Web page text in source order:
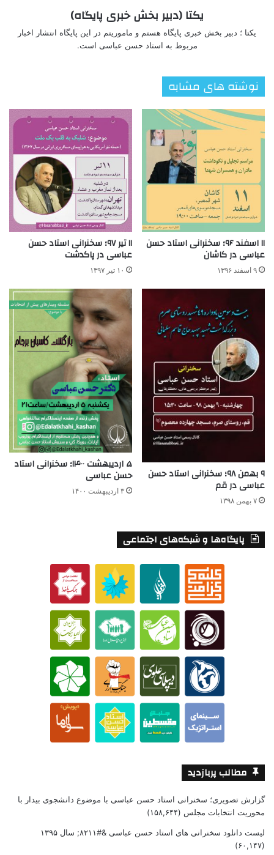
یکتا (دبیر بخش خبری پایگاه)
یکتا ؛ دبیر بخش خبری پایگاه هستم و ماموریتم در این پایگاه انتشار اخبار
مربوط به استاد حسن عباسی است.
نوشته های مشابه
۱۱ اسفند ۹۶؛ سخنرانی استاد حسن
عباسی در کاشان
۹ اسفند ۱۳۹۶
۱۱ تیر ۹۷؛ سخنرانی استاد حسن
عباسی در پاکدشت
۱۰ تیر ۱۳۹۷
۹ بهمن ۹۸؛ سخنرانی استاد حسن
عباسی در قم
۷ بهمن ۱۳۹۸
۵ اردیبهشت ۱۴۰۰؛ سخنرانی استاد
حسن عباسی
۳ اردیبهشت ۱۴۰۰
پایگاه‌ها و شبکه‌های اجتماعی
مطالب پربازدید
گزارش تصویری؛ سخنرانی استاد حسن عباسی با موضوع دانشجوی بیدار با
محوریت انتخابات مجلس (۱۵۸,۶۴۴)
لیست دانلود سخنرانی های استاد حسن عباسی &#۸۲۱۱; سال ۱۳۹۵
(۶۰,۱۴۷)